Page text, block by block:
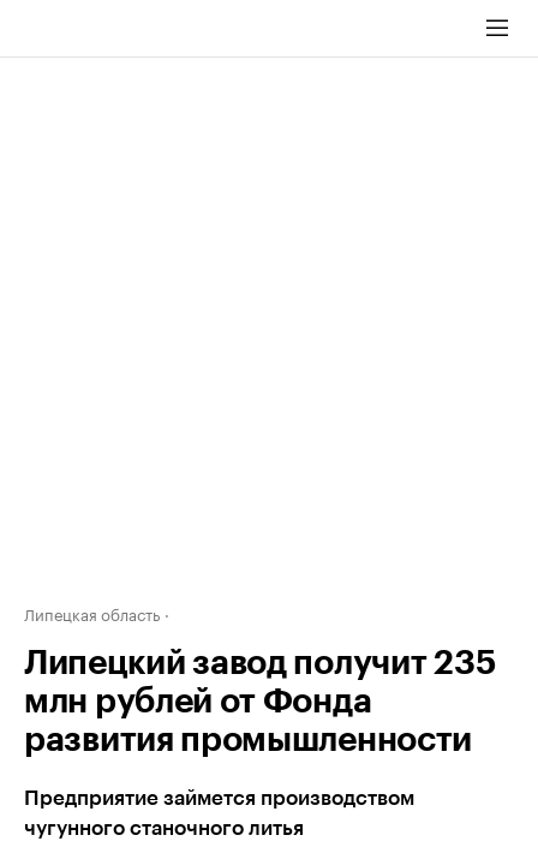
Липецкая область
Липецкий завод получит 235
млн рублей от Фонда
развития промышленности
Предприятие займется производством
чугунного станочного литья